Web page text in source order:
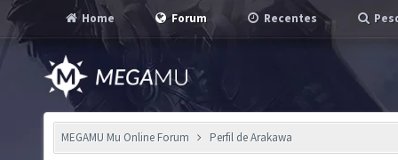
Home Forum Recentes
MEGAMU Mu Online Forum Perfil de Arakawa